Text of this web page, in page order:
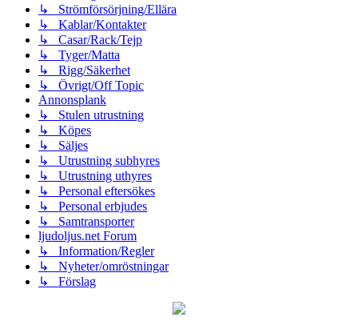
↳ Strömförsörjning/Ellära
↳ Kablar/Kontakter
↳ Casar/Rack/Tejp
↳ Tyger/Matta
↳ Rigg/Säkerhet
↳ Övrigt/Off Topic
Annonsplank
↳ Stulen utrustning
↳ Köpes
↳ Säljes
↳ Utrustning subhyres
↳ Utrustning uthyres
↳ Personal eftersökes
↳ Personal erbjudes
↳ Samtransporter
ljudoljus.net Forum
↳ Information/Regler
↳ Nyheter/omröstningar
↳ Förslag